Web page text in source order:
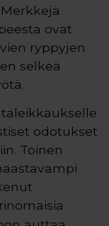
ovat
ryppyjen
selkeä
odotukset
Toinen